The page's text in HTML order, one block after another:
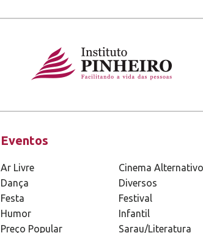
Eventos
Ar Livre Cinema Alternativo
Dança
Diversos
Festa
Festival
Humor
Infantil
Preço Popular
Sarau/Literatura